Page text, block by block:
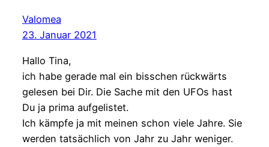
Valomea
23. Januar 2021
Hallo Tina,
ich habe gerade mal ein bisschen rückwärts
gelesen bei Dir. Die Sache mit den UFOs hast
Du ja prima aufgelistet.
Ich kämpfe ja mit meinen schon viele Jahre. Sie
werden tatsächlich von Jahr zu Jahr weniger.